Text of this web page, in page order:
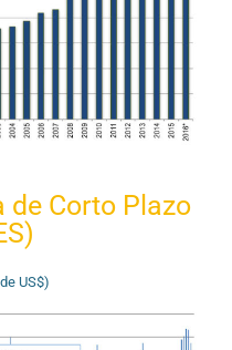
de Corto Plazo
US$)